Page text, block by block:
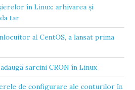
în Linux: arhivarea și
tar
al CentOS, a lansat prima
sarcini CRON în Linux
de configurare ale conturilor în